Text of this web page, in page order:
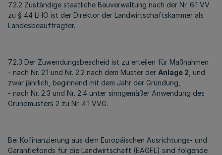
7.2.2 Zuständige staatliche Bauverwaltung nach der Nr. 6.1 VV
zu § 44 LHO ist der Direktor der Landwirtschaftskammer als
Landesbeauftragter.
7.2.3 Der Zuwendungsbescheid ist zu erteilen für Maßnahmen
- nach Nr. 2.1 und Nr. 2.2 nach dem Muster der Anlage 2 , und
zwar jährlich, beginnend mit dem Jahr der Gründung,
- nach Nr. 2.3 und Nr. 2.4 unter sinngemäßer Anwendung des
Grundmusters 2 zu Nr. 4.1 VVG.
Bei Kofinanzierung aus dem Europäischen Ausrichtungs- und
Garantiefonds für die Landwirtschaft (EAGFL) sind folgende